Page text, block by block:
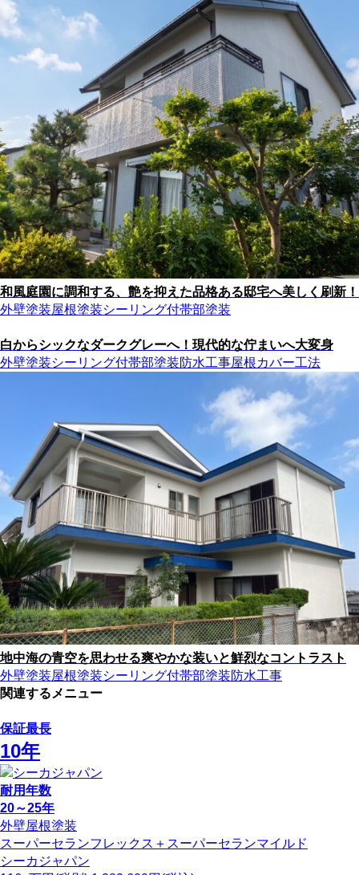
和風庭園に調和する、艶を抑えた品格ある邸宅へ美しく刷新！
外壁塗装屋根塗装シーリング付帯部塗装
白からシックなダークグレーへ！現代的な佇まいへ大変身
外壁塗装シーリング付帯部塗装防水工事屋根カバー工法
地中海の青空を思わせる爽やかな装いと鮮烈なコントラスト
外壁塗装屋根塗装シーリング付帯部塗装防水工事
関連するメニュー
保証最長
10年
耐用年数
20～25年
外壁屋根塗装
スーパーセランフレックス＋スーパーセランマイルド
シーカジャパン